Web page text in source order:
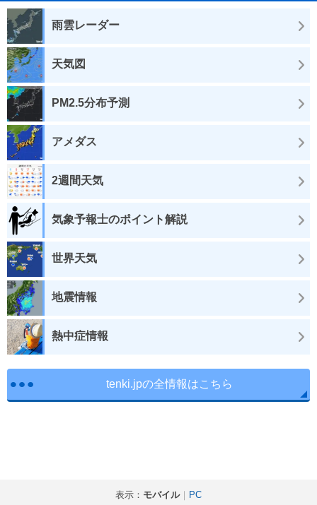
雨雲レーダー
天気図
PM2.5分布予測
アメダス
2週間天気
気象予報士のポイント解説
世界天気
地震情報
熱中症情報
tenki.jpの全情報はこちら
表示： モバイル｜ PC